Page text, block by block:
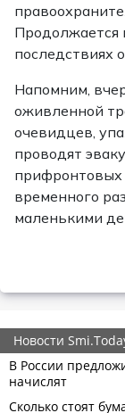
Продолжается
последствиях
Напомним,
оживленной
очевидцев,
проводят
прифронтовых
временного
маленькими